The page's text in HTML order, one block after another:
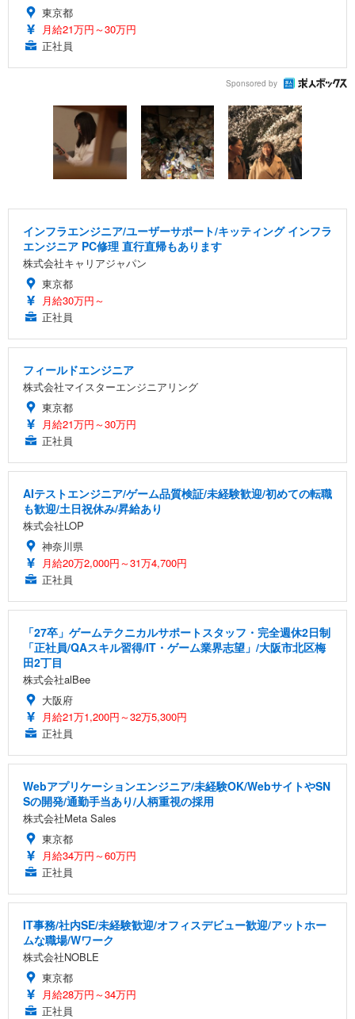
東京都
月給21万円～30万円
正社員
Sponsored by
インフラエンジニア/ユーザーサポート/キッティング インフラ
エンジニア PC修理 直行直帰もあります
株式会社キャリアジャパン
東京都
月給30万円～
正社員
フィールドエンジニア
株式会社マイスターエンジニアリング
東京都
月給21万円～30万円
正社員
AIテストエンジニア/ゲーム品質検証/未経験歓迎/初めての転職
も歓迎/土日祝休み/昇給あり
株式会社LOP
神奈川県
月給20万2,000円～31万4,700円
正社員
「27卒」ゲームテクニカルサポートスタッフ・完全週休2日制
「正社員/QAスキル習得/IT・ゲーム業界志望」/大阪市北区梅
田2丁目
株式会社alBee
大阪府
月給21万1,200円～32万5,300円
正社員
Webアプリケーションエンジニア/未経験OK/WebサイトやSN
Sの開発/通勤手当あり/人柄重視の採用
株式会社Meta Sales
東京都
月給34万円～60万円
正社員
IT事務/社内SE/未経験歓迎/オフィスデビュー歓迎/アットホー
ムな職場/Wワーク
株式会社NOBLE
東京都
月給28万円～34万円
正社員